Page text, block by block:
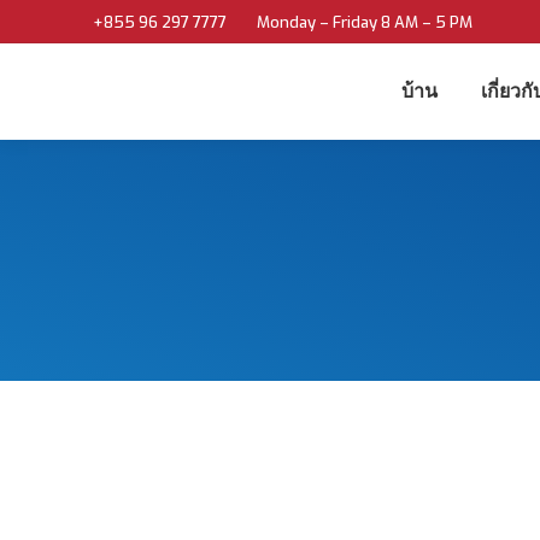
+855 96 297 7777 Monday – Friday 8 AM – 5 PM
บ้าน เกี่ยวกั